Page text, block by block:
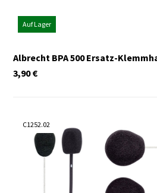
Auf Lager
Albrecht BPA 500 Ersatz-
€
3,90
C1252.02